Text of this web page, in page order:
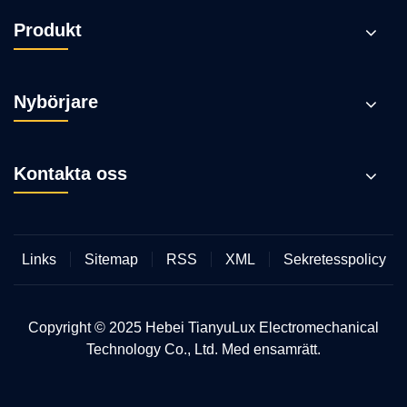
Produkt
Nybörjare
Kontakta oss
Links Sitemap RSS XML Sekretesspolicy
Copyright © 2025 Hebei TianyuLux Electromechanical
Technology Co., Ltd. Med ensamrätt.